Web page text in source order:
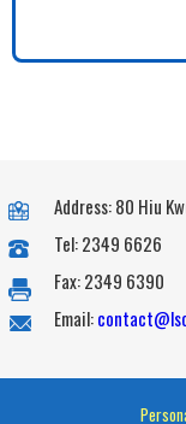
Address: 80 Hiu
Tel: 2349 6626
Fax: 2349 6390
Email: